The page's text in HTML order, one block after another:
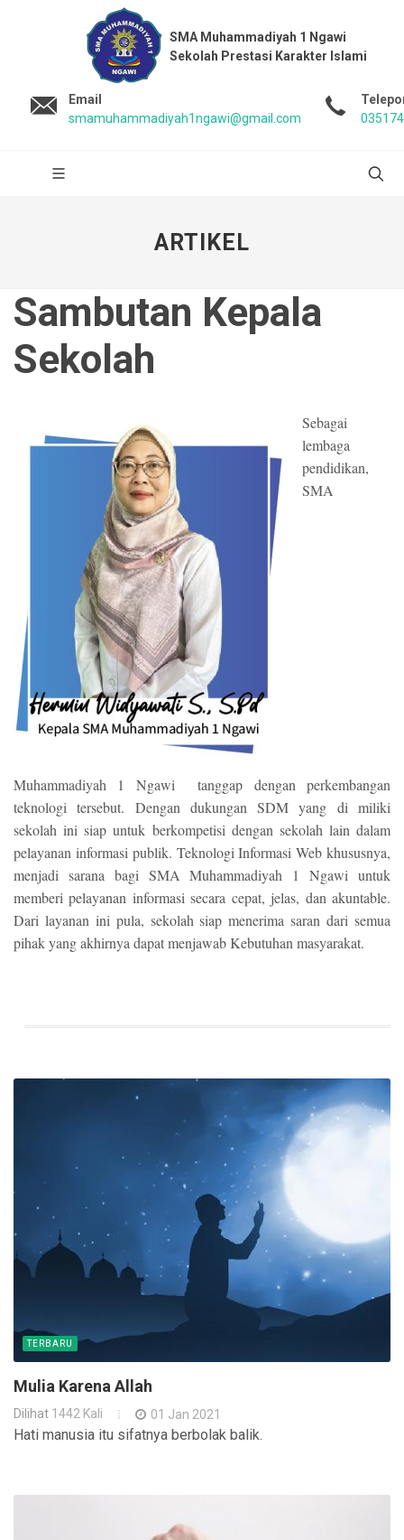
SMA Muhammadiyah 1 Ngawi
Sekolah Prestasi Karakter Islami
Email
smamuhammadiyah1ngawi@gmail.com
ARTIKEL
Sambutan Kepala
Sekolah
Sebagai
lembaga
pendidikan,
SMA
Muhammadiyah 1 Ngawi tanggap dengan perkembangan
teknologi tersebut. Dengan dukungan SDM yang di miliki
sekolah ini siap untuk berkompetisi dengan sekolah lain dalam
pelayanan informasi publik. Teknologi Informasi Web khususnya,
menjadi sarana bagi SMA Muhammadiyah 1 Ngawi untuk
memberi pelayanan informasi secara cepat, jelas, dan akuntable.
Dari layanan ini pula, sekolah siap menerima saran dari semua
pihak yang akhirnya dapat menjawab Kebutuhan masyarakat.
TERBARU
Mulia Karena Allah
Dilihat 1442 Kali 01 Jan 2021
Hati manusia itu sifatnya berbolak balik.